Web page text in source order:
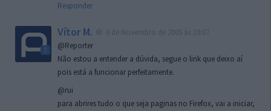
Responder
Vítor M.
@Reporter
Não estou a entender a dúvida, segue o link que deixo aí
pois está a funcionar perfeitamente.
@rui
para abrires tudo o que seja paginas no Firefox, vai a iniciar,